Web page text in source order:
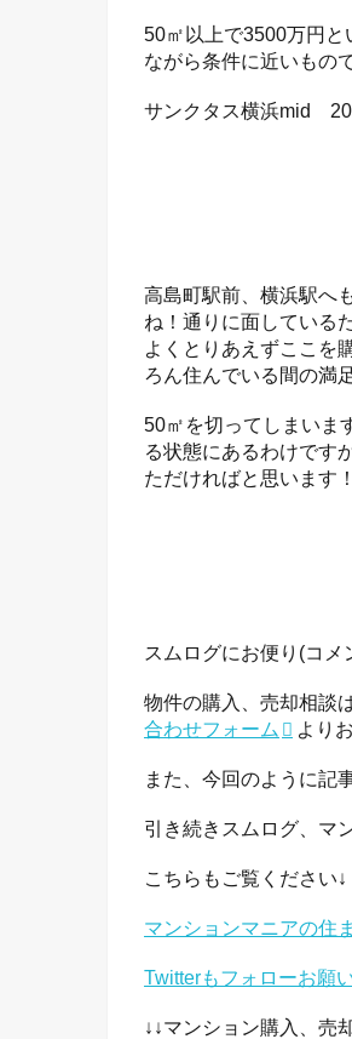
50㎡以上で3500万円と
ながら条件に近いもの
サンクタス横浜mid
高島町駅前、横浜駅へ
ね！通りに面している
よくとりあえずここを
ろん住んでいる間の満
50㎡を切ってしまいま
る状態にあるわけです
ただければと思います！
スムログにお便り(コメ
物件の購入、売却相談
合わせフォーム
より
また、今回のように記
引き続きスムログ、マ
こちらもご覧ください↓
マンションマニアの住
Twitterもフォローお願
↓↓マンション購入、売